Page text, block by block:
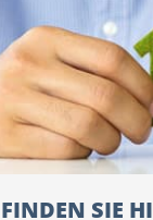
FINDEN SIE